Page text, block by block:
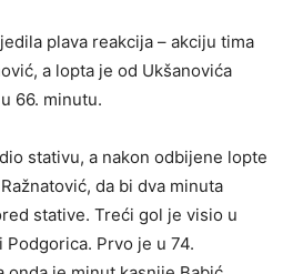
plava reakcija – akciju tima
a lopta je od Ukšanovića
66. minutu.
stativu, a nakon odbijene lopte
da bi dva minuta
stative. Treći gol je visio u
Prvo je u 74.